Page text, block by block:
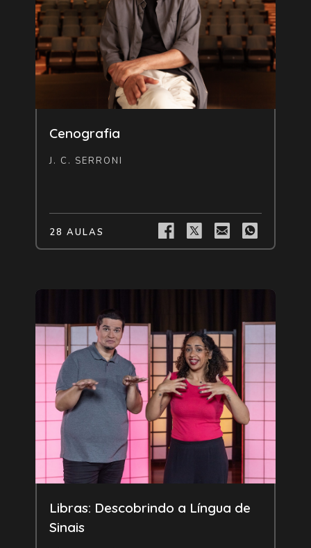
Cenografia
J. C. SERRONI
28 AULAS
Libras: Descobrindo a Língua de
Sinais